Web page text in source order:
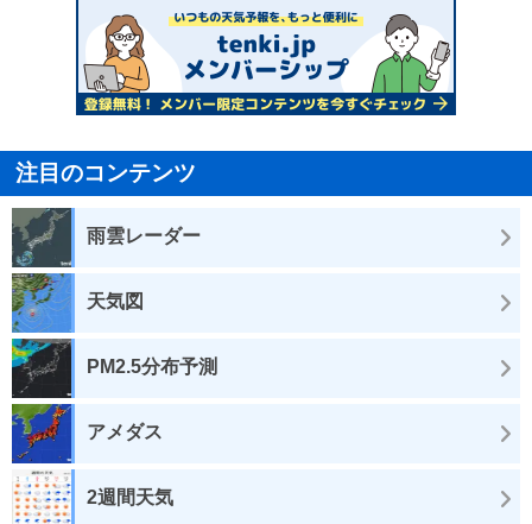
注目のコンテンツ
雨雲レーダー
天気図
PM2.5分布予測
アメダス
2週間天気